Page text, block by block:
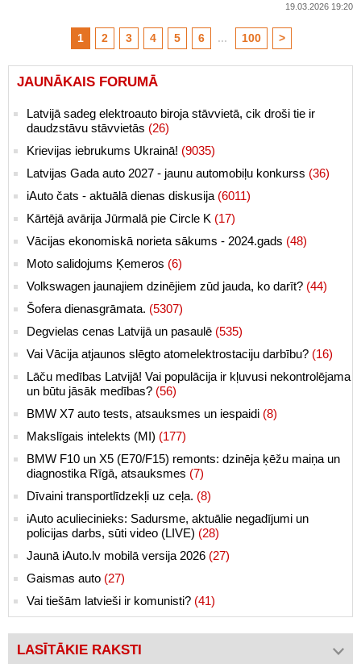
19.03.2026 19:20
1 2 3 4 5 6 ... 100 >
JAUNĀKAIS FORUMĀ
Latvijā sadeg elektroauto biroja stāvvietā, cik droši tie ir
daudzstāvu stāvvietās (26)
Krievijas iebrukums Ukrainā! (9035)
Latvijas Gada auto 2027 - jaunu automobiļu konkurss (36)
iAuto čats - aktuālā dienas diskusija (6011)
Kārtējā avārija Jūrmalā pie Circle K (17)
Vācijas ekonomiskā norieta sākums - 2024.gads (48)
Moto salidojums Ķemeros (6)
Volkswagen jaunajiem dzinējiem zūd jauda, ko darīt? (44)
Šofera dienasgrāmata. (5307)
Degvielas cenas Latvijā un pasaulē (535)
Vai Vācija atjaunos slēgto atomelektrostaciju darbību? (16)
Lāču medības Latvijā! Vai populācija ir kļuvusi nekontrolējama
un būtu jāsāk medības? (56)
BMW X7 auto tests, atsauksmes un iespaidi (8)
Makslīgais intelekts (MI) (177)
BMW F10 un X5 (E70/F15) remonts: dzinēja ķēžu maiņa un
diagnostika Rīgā, atsauksmes (7)
Dīvaini transportlīdzekļi uz ceļa. (8)
iAuto aculiecinieks: Sadursme, aktuālie negadījumi un
policijas darbs, sūti video (LIVE) (28)
Jaunā iAuto.lv mobilā versija 2026 (27)
Gaismas auto (27)
Vai tiešām latvieši ir komunisti? (41)
LASĪTĀKIE RAKSTI